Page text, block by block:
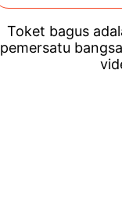
Toket bagus
pemersatu